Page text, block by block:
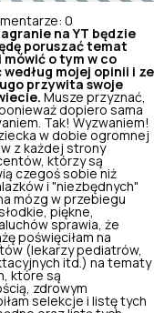
0
na YT będzie
poruszać temat
o tym w co
mojej opinii i ze
przywita swoje
Musze przyznać,
dopiero sama
Tak! Wyzwaniem!
w dobie ogromnej
z każdej strony
którzy są
czegoś sobie niż
i "niezbędnych"
mózg w przebiegu
piękne,
sprawia, że
poświęciłam na
(lekarzy pediatrów,
itd.) na tematy
które są
zdrowym
selekcje i listę tych